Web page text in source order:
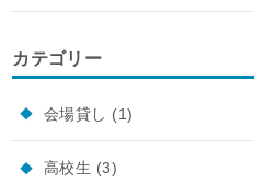
カテゴリー
会場貸し (1)
高校生 (3)